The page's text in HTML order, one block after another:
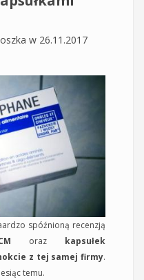
w 26.11.2017
spóźnioną recenzją
oraz kapsułek
z tej samej firmy.
temu.